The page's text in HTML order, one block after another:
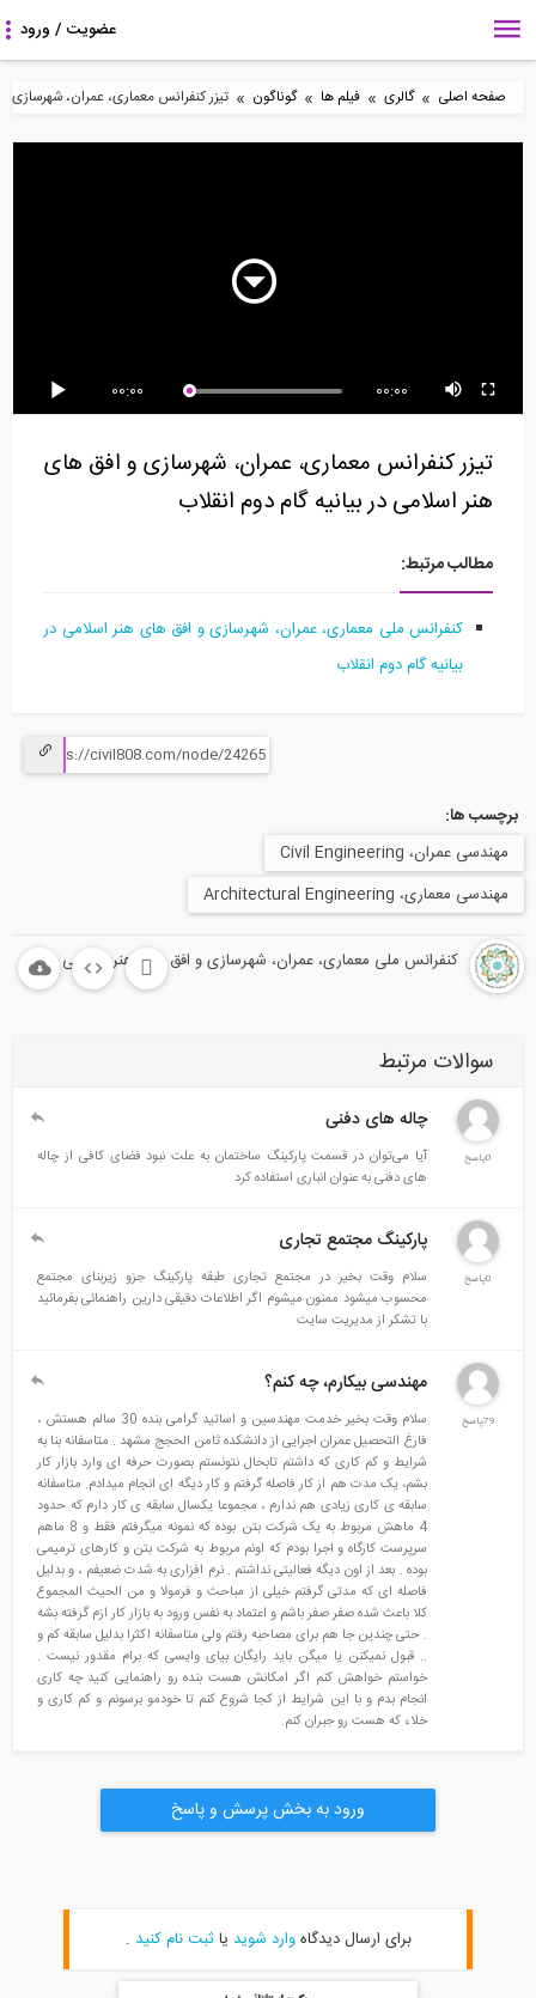
صفحه اصلی » گالری » فیلم ها » گوناگون » تیزر کنفرانس معماری، عمران، شهرسازی
محاسبه دوران مفصل ها
6:58
یک تیر تحت بار...
26:43
8:40
00:00 00:00
تیزر کنفرانس معماری، عمران، شهرسازی و افق های
هنر اسلامی در بیانیه گام دوم انقلاب
مطالب مرتبط:
کنفرانس ملی معماری، عمران، شهرسازی و افق های هنر اسلامی در
بیانیه گام دوم انقلاب
برچسب ها:
مهندسی عمران، Civil Engineering
مهندسی معماری، Architectural Engineering
کنفرانس ملی معماری، عمران، شهرسازی و افق های هنر اسلامی
سوالات مرتبط
چاله های دفنی
آیا می‌توان در قسمت پارکینگ ساختمان به علت نبود فضای کافی از چاله
های دفنی به عنوان انباری استفاده کرد
پارکینگ مجتمع تجاری
سلام وقت بخیر در مجتمع تجاری طبقه پارکینگ جزو زیربنای مجتمع
محسوب میشود ممنون میشوم اگر اطلاعات دقیقی دارین راهنمائی بفرمائید
با تشکر از مدیریت سایت
79پاسخ
مهندسی بیکارم، چه کنم؟
سلام وقت بخیر خدمت مهندسین و اساتید گرامی بنده 30 سالم هستش ،
فارغ التحصیل عمران اجرایی از دانشکده ثامن الحجج مشهد . متاسفانه بنا به
شرایط و کم کاری که داشتم تابحال نتونستم بصورت حرفه ای وارد بازار کار
بشم، یک مدت هم از کار فاصله گرفتم و کار دیگه ای انجام میدادم. متاسفانه
سابقه ی کاری زیادی هم ندارم ، مجموعا یکسال سابقه ی کار دارم که حدود
4 ماهش مربوط به یک شرکت بتن بوده که نمونه میگرفتم فقط و 8 ماهم
سرپرست کارگاه و اجرا بودم که اونم مربوط به شرکت بتن و کارهای ترمیمی
بوده . بعد از اون دیگه فعالیتی نداشتم . نرم افزاری به شدت ضعیفم ، و بدلیل
فاصله ای که مدتی گرفتم خیلی از مباحث و فرمولا و من الحیث المجموع
کلا باعث شده صفر صفر باشم و اعتماد به نفس ورود به بازار کار ازم گرفته بشه
. حتی چندین جا هم برای مصاحبه رفتم ولی متاسفانه اکثرا بدلیل سابقه کم و
.. قبول نمیکنن یا میگن باید رایگان بیای وایسی که برام مقدور نیست .
خواستم خواهش کنم اگر امکانش هست بنده رو راهنمایی کنید چه کاری
انجام بدم و با این شرایط از کجا شروع کنم تا خودمو برسونم و کم کاری و
خلاء که هست رو جبران کنم.
ورود به بخش پرسش و پاسخ
برای ارسال دیدگاهوارد شویدیاثبت نام کنید.